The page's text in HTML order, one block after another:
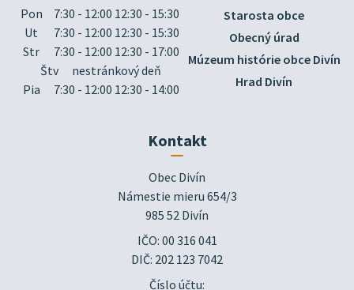
Pon
7:30 - 12:00 12:30 - 15:30
Ut
7:30 - 12:00 12:30 - 15:30
Str
7:30 - 12:00 12:30 - 17:00
Štv
nestránkový deň
Pia
7:30 - 12:00 12:30 - 14:00
Starosta obce
Obecný úrad
Múzeum histórie obce Divín
Hrad Divín
Kontakt
Obec Divín
Námestie mieru 654/3
985 52 Divín
IČO: 00 316 041
DIČ: 202 123 7042
Číslo účtu: